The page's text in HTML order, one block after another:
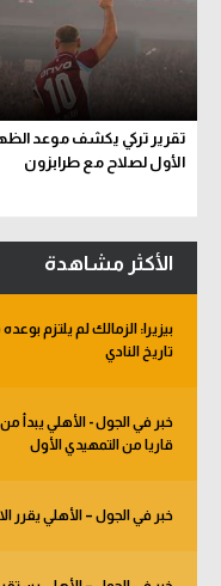
تقرير تركي يكشف موعد
الأول لصلاح مع طرابزون
الأكثر مشاهدة
بيزيرا: الزمالك لم يلتزم
تاريخ النادي
قاريا من التمهيدي الأول
خبر في الجول – الأهلي يقرر